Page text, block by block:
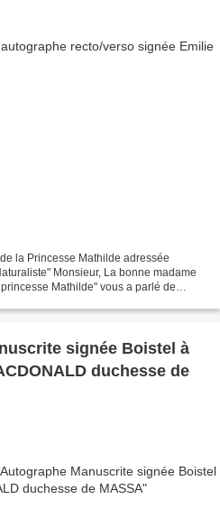
la Princesse Mathilde adressée
Monsieur, La bonne madame
Mathilde" vous a parlé de
signée Boistel à
duchesse de